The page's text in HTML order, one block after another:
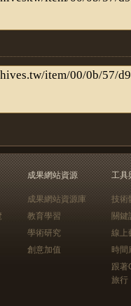
成果網站資源
成果網站資源庫
教育學習
學術研究
創意加值
工具
技術
關鍵
線上
時間
跟
旅行